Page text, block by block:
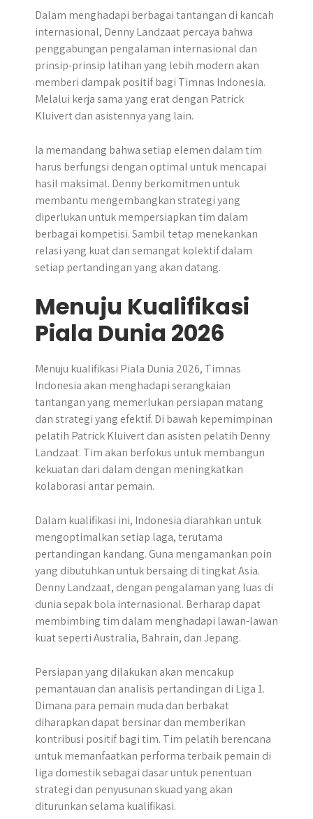
Dalam menghadapi berbagai tantangan di kancah
internasional, Denny Landzaat percaya bahwa
penggabungan pengalaman internasional dan
prinsip-prinsip latihan yang lebih modern akan
memberi dampak positif bagi Timnas Indonesia.
Melalui kerja sama yang erat dengan Patrick
Kluivert dan asistennya yang lain.
Ia memandang bahwa setiap elemen dalam tim
harus berfungsi dengan optimal untuk mencapai
hasil maksimal. Denny berkomitmen untuk
membantu mengembangkan strategi yang
diperlukan untuk mempersiapkan tim dalam
berbagai kompetisi. Sambil tetap menekankan
relasi yang kuat dan semangat kolektif dalam
setiap pertandingan yang akan datang.
Menuju Kualifikasi
Piala Dunia 2026
Menuju kualifikasi Piala Dunia 2026, Timnas
Indonesia akan menghadapi serangkaian
tantangan yang memerlukan persiapan matang
dan strategi yang efektif. Di bawah kepemimpinan
pelatih Patrick Kluivert dan asisten pelatih Denny
Landzaat. Tim akan berfokus untuk membangun
kekuatan dari dalam dengan meningkatkan
kolaborasi antar pemain.
Dalam kualifikasi ini, Indonesia diarahkan untuk
mengoptimalkan setiap laga, terutama
pertandingan kandang. Guna mengamankan poin
yang dibutuhkan untuk bersaing di tingkat Asia.
Denny Landzaat, dengan pengalaman yang luas di
dunia sepak bola internasional. Berharap dapat
membimbing tim dalam menghadapi lawan-lawan
kuat seperti Australia, Bahrain, dan Jepang.
Persiapan yang dilakukan akan mencakup
pemantauan dan analisis pertandingan di Liga 1.
Dimana para pemain muda dan berbakat
diharapkan dapat bersinar dan memberikan
kontribusi positif bagi tim. Tim pelatih berencana
untuk memanfaatkan performa terbaik pemain di
liga domestik sebagai dasar untuk penentuan
strategi dan penyusunan skuad yang akan
diturunkan selama kualifikasi.